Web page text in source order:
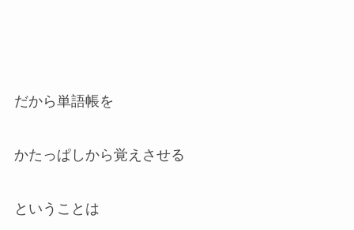
だから単語帳を
かたっぱしから覚えさせる
ということは